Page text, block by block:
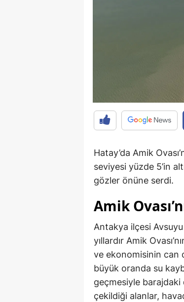
Hatay’da Amik
seviyesi yüzde 5’in
gözler önüne serdi.
Amik
Antakya ilçesi Avsuyu
yıllardır Amik
ve ekonomisinin can
büyük oranda su
geçmesiyle barajdaki
çekildiği alanlar,